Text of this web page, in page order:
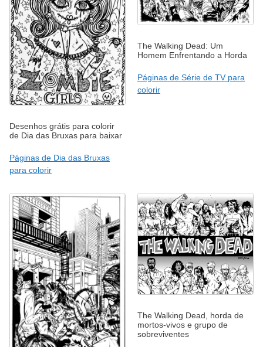
Desenhos grátis para colorir
de Dia das Bruxas para baixar
Páginas de Dia das Bruxas
para colorir
The Walking Dead: Um
Homem Enfrentando a Horda
Páginas de Série de TV para
colorir
The Walking Dead, horda de
mortos-vivos e grupo de
sobreviventes